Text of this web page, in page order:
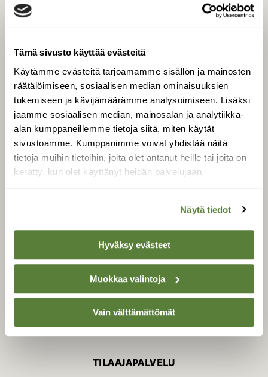
Tämä sivusto käyttää evästeitä
Käytämme evästeitä tarjoamamme sisällön ja mainosten
räätälöimiseen, sosiaalisen median ominaisuuksien
tukemiseen ja kävijämäärämme analysoimiseen. Lisäksi
jaamme sosiaalisen median, mainosalan ja analytiikka-
alan kumppaneillemme tietoja siitä, miten käytät
sivustoamme. Kumppanimme voivat yhdistää näitä
tietoja muihin tietoihin, joita olet antanut heille tai joita on
kerätty, kun olet käyttänyt heidän palvelujaan.
Näytä tiedot
Hyväksy evästeet
Muokkaa valintoja
Vain välttämättömät
Tilaa digilukuoikeus
Äänestä parasta juttua
Tilaa uutiskirje
SUOMEN LUONNON­
SUOJELU­LIITTO
Suomen Luonto -lehden
luonnonsuojelu­liitto.
TILAAJAPALVELU